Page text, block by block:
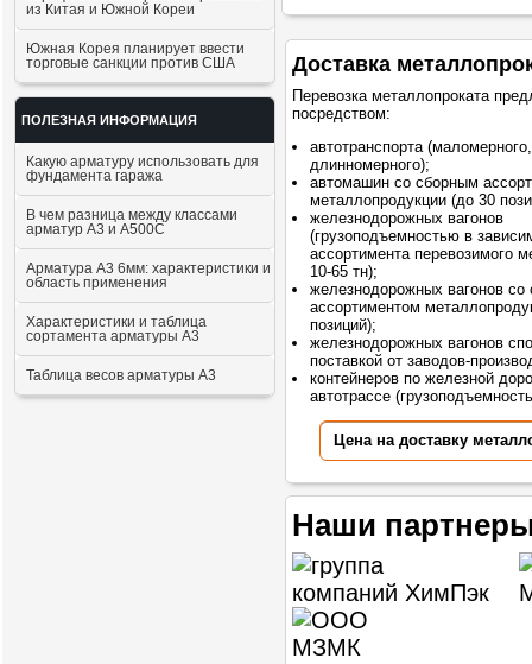
из Китая и Южной Кореи
Южная Корея планирует ввести
торговые санкции против США
ПОЛЕЗНАЯ ИНФОРМАЦИЯ
Какую арматуру использовать для
фундамента гаража
В чем разница между классами
арматур А3 и А500С
Арматура А3 6мм: характеристики и
область применения
Характеристики и таблица
сортамента арматуры А3
Таблица весов арматуры А3
Доставка
Перевозка металлопроката
посредством:
автотранспорта (маломерного,
длинномерного);
автомашин со сборным
металлопродукции (до 30
железнодорожных вагонов
(грузоподъемностью в
ассортимента перевозимого
10-65 тн);
железнодорожных вагонов со
ассортиментом
позиций);
железнодорожных вагонов
поставкой от заводов-
контейнеров по железной
автотрассе
Цена на доставку
Наши